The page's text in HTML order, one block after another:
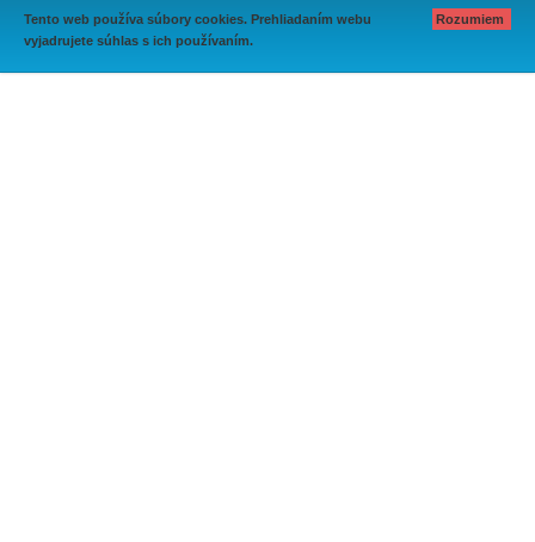
Tento web používa súbory cookies. Prehliadaním webu
vyjadrujete súhlas s ich používaním.
Rozumiem